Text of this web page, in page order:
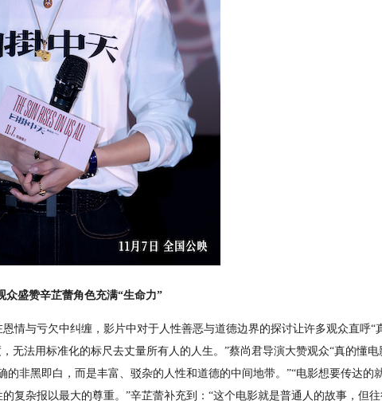
众盛赞辛芷蕾角色充满“生命力”
情与亏欠中纠缠，影片中对于人性善恶与道德边界的探讨让许多观众直呼“
无法用标准化的标尺去丈量所有人的人生。”蔡尚君导演大赞观众“真的懂电
的非黑即白，而是丰富、驳杂的人性和道德的中间地带。”“电影想要传达的
复杂报以最大的尊重。”辛芷蕾补充到：“这个电影就是普通人的故事，但